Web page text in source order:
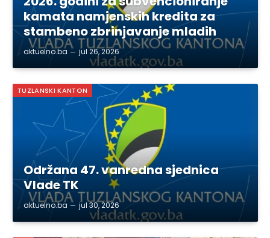
kamata namjenskih kredita za
stambeno zbrinjavanje mladih
aktuelno.ba jul 26, 2026
TUZLANSKI KANTON
Održana 47. vanredna sjednica
Vlade TK
aktuelno.ba jul 30, 2026